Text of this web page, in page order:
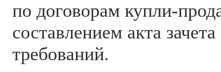
по договорам купли-
составлением акта
требований.